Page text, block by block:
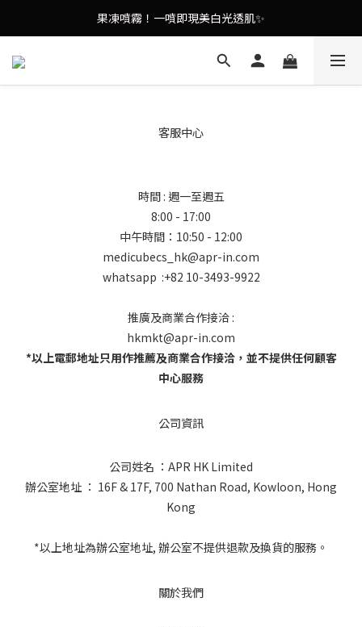
謝安琪愛用美容儀🌸護膚效果UP！
果凍噴霧！一噴即現美白光透肌✨
謝安琪愛用美容儀🌸護膚效果UP！
客服中心
時間 : 週一至週五
8:00 - 17:00
中午時間：10:50 - 12:00
medicubecs_hk@apr-in.com
whatsapp :+82 10-3493-9922
推廣及商業合作接洽 :
hkmkt@apr-in.com
*以上電郵地址只用作推薦及商業合作接洽，並不提供任何顧客
中心服務
公司資訊
公司姓名 ：APR HK Limited
辦公室地址 ： 16F & 17F, 700 Nathan Road, Kowloon, Hong
Kong
*以上地址為辦公室地址, 辦公室不提供退款及換貨的服務。
關於我們